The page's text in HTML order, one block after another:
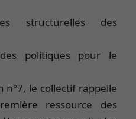
structurelles des
politiques pour le
n°7, le collectif rappelle
ressource des